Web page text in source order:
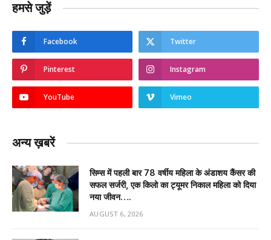
हमसे जुड़ें
Facebook Twitter
Pinterest Instagram
YouTube Vimeo
अन्य ख़बरें
सिम्स में पहली बार 78 वर्षीय महिला के अंडाशय कैंसर की
सफल सर्जरी, एक किलो का ट्यूमर निकाल महिला को दिया
नया जीवन….
AUGUST 6, 2026